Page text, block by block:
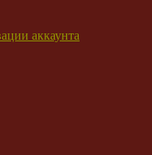
аккаунта